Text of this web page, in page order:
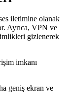
iletimine olanak
Ayrıca, VPN ve
gizlenerek
imkanı
geniş ekran ve